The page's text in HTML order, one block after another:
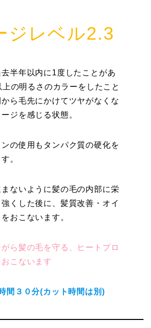
ジレベル2.3
半年以内に1度したことがあ
上の明るさのカラーをしたこと
ら毛先にかけてツヤがなくな
ジを感じる状態。
の使用もタンパク質の硬化を
。
ないように髪の毛の内部に栄
くした後に、髪質改善・オイ
おこないます。
ら髪の毛を守る、ヒートプロ
こないます
間３０分(カット時間は別)